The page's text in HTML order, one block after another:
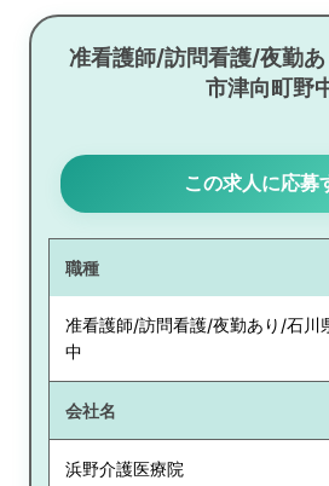
准看護師/訪問看護/夜勤
市津向町野
この求人に応募
職種
准看護師/訪問看護/夜勤あり/石川
中
会社名
浜野介護医療院